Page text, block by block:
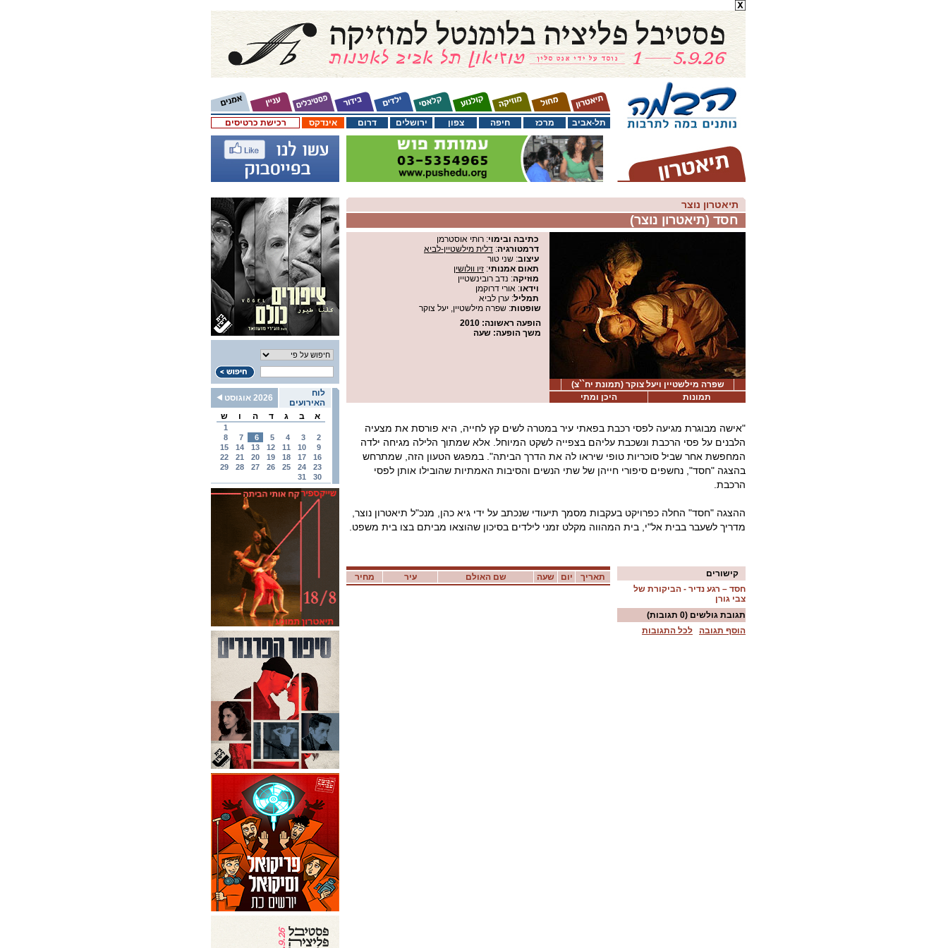
רכישת כרטיסים אינדקס דרום ירושלים צפון חיפה מרכז תל-אביב
לוח
האירועים
2026 אוגוסט
א
ב ג ד ה ו ש
1
2
3
4
5
6
7
8
9
10
11
12
13
14
15
16
17
18
19
20
21
22
23
24
25
26
27
28
29
30
31
תיאטרון נוצר
חסד (תיאטרון נוצר)
כתיבה ובימוי: רותי אוסטרמן
דרמטורגיה: דלית מילשטיין-לביא
עיצוב: שני טור
תאום אמנותי: זיו וולושין
מוזיקה: נדב רובינשטיין
וידאו: אורי דרוקמן
תמליל: ערן לביא
שופטות: שפרה מילשטיין, יעל צוקר
הופעה ראשונה: 2010
משך הופעה: שעה
שפרה מילשטיין ויעל צוקר (תמונת יח``צ)
תמונות
היכן ומתי
"אישה מבוגרת מגיעה לפסי רכבת בפאתי עיר במטרה לשים קץ לחייה, היא פורסת את מצעיה
הלבנים על פסי הרכבת ונשכבת עליהם בצפייה לשקט המיוחל. אלא שמתוך הלילה מגיחה ילדה
המחפשת אחר שביל סוכריות טופי שיראו לה את הדרך הביתה". במפגש הטעון הזה, שמתרחש
בהצגה "חסד", נחשפים סיפורי חייהן של שתי הנשים והסיבות האמתיות שהובילו אותן לפסי
הרכבת.
ההצגה "חסד" החלה כפרויקט בעקבות מסמך תיעודי שנכתב על ידי גיא כהן, מנכ"ל תיאטרון נוצר,
מדריך לשעבר בבית אל"י, בית המהווה מקלט זמני לילדים בסיכון שהוצאו מביתם בצו בית משפט.
מחיר עיר שם האולם שעה יום תאריך
קישורים
חסד – רגע נדיר - הביקורת של
צבי גורן
תגובת גולשים (0 תגובות)
הוסף תגובה
לכל התגובות